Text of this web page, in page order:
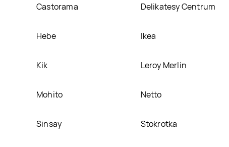
Castorama Delikatesy Centrum
Hebe Ikea
Kik Leroy Merlin
Mohito Netto
Sinsay Stokrotka